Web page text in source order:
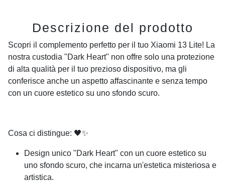
Descrizione del prodotto
Scopri il complemento perfetto per il tuo Xiaomi 13 Lite! La
nostra custodia "Dark Heart" non offre solo una protezione
di alta qualità per il tuo prezioso dispositivo, ma gli
conferisce anche un aspetto affascinante e senza tempo
con un cuore estetico su uno sfondo scuro.
Cosa ci distingue: 🖤✨
Design unico "Dark Heart" con un cuore estetico su
uno sfondo scuro, che incarna un'estetica misteriosa e
artistica.